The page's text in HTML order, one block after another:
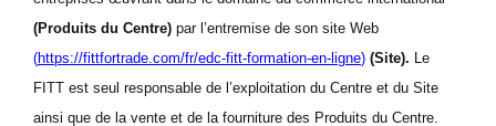
(Produits du Centre) par l’entremise de son site Web
(https://fittfortrade.com/fr/edc-fitt-formation-en-ligne) (Site). Le
FITT est seul responsable de l’exploitation du Centre et du Site
ainsi que de la vente et de la fourniture des Produits du Centre.